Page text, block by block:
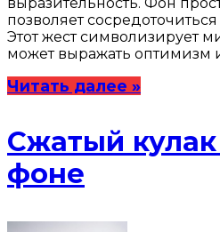
позволяет
Этот жест символизирует
может выражать оптимизм
Читать далее »
Сжатый
фоне